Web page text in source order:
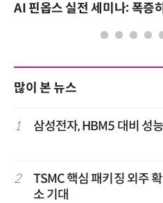
AI 핀옵스 실전 세미나: 폭증
많이 본 뉴스
1 삼성전자, HBM5 대비 성
2
TSMC 핵심 패키징 외주
소 기대